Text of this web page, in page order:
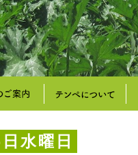
水曜日